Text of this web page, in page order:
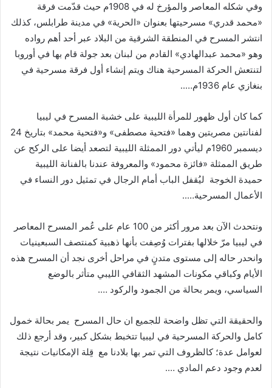
وفي شكله المعاصر والمؤرخ له في 1908م حيث قدّمت فرقة
«محمد قدري» مسرحيتها بعنوان «الحرية» في مدينة طرابلس، كذلك
انتشر المسرح في المنطقة الشرقية من البلاد عبر أحد أهم رواده
وهو «محمد عبدالهادي» القادم من لبنان بعد جولة قام بها في أوروبا
لتنتعش الحركة المسرحية هناك ويتم إنشاء أول فرقة مسرحية في
بنغازي عام 1936م…..
كما كان أول ظهور للمرأة الليبية على خشبة المسرح في ليبيا
لفنانتين مصريتين وهما «فتحية مصطفى» و«فتحية محمد» بتاريخ 24
ديسمبر 1960م ليأتي دور الممثلة الليبية لتصعد أيضا على الركح عن
طريق الممثلة «فائزة محمود» والمعروفة عندنا بالفنانة الليبية
حميدة الخوجة ليُقفل الباب أمام الرجال في تمثيل دور النساء في
الأعمال المسرحية…..
ونتحدث الآن بعد مرور أكثر من 100 عام على عُمر المسرح المعاصر
في ليبيا مرّ خلالها بفترات وُصِفت بأنها ذهبية كمنتصف السبعينيات
وانحدر حاله إلى مستوى متدنٍ في مراحل أخرى نجد أن المسرح هذه
الأيام وكباقي مكونات المشهد الثقافي الليبي متأثر بالوضع
السياسي، ويمر بحالة من الجمود والركود ….
والحقيقة التي تظل واضحة للجميع ان حال المسرح يمر بحالة خمول
كامل والحركة المسرحية في ليبيا تتخبط بشكل كبير، وقد أرجع ذلك
لعوامل عدة؛ كالظروف التي تمر بها بلادنا مع قِلة الإمكانيات نتيجة
لعدم وجود دعم المادي ….